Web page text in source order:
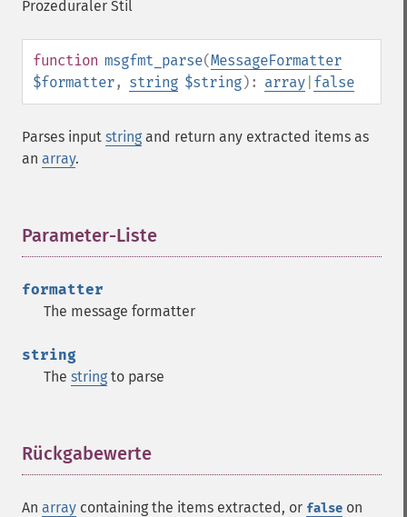
Prozeduraler Stil
function msgfmt_parse(MessageFormatter
$formatter, string $string): array false
Parses input string and return any extracted items as
an array.
Parameter-Liste
formatter
The message formatter
string
The string to parse
Rückgabewerte
An array containing the items extracted, or false on